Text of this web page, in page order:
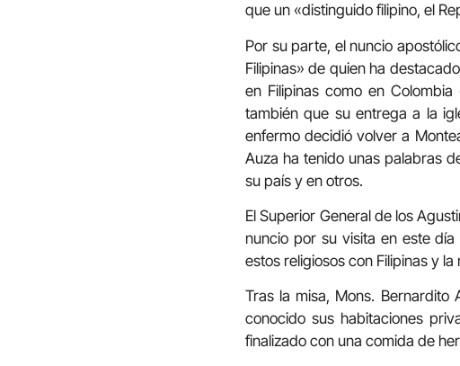
que un «distinguido filipino, el
Por su parte, el nuncio
Filipinas» de quien ha
en Filipinas como en
también que su entrega a la
enfermo decidió volver a
Auza ha tenido unas palabras
su país y en otros.
El Superior General de los
nuncio por su visita en este
estos religiosos con Filipinas y la
Tras la misa, Mons. Bernardito
conocido sus habitaciones
finalizado con una comida de